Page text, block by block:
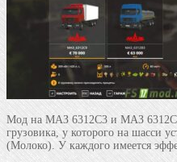
Мод на МАЗ 6312C3 и МАЗ
грузовика, у которого на шасси
(Молоко). У каждого имеется